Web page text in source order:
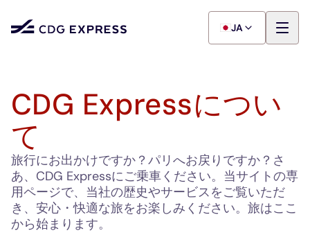
JA
CDG Expressについ
て
旅行にお出かけですか？パリへお戻りですか？さ
あ、CDG Expressにご乗車ください。当サイトの専
用ページで、当社の歴史やサービスをご覧いただ
き、安心・快適な旅をお楽しみください。旅はここ
から始まります。